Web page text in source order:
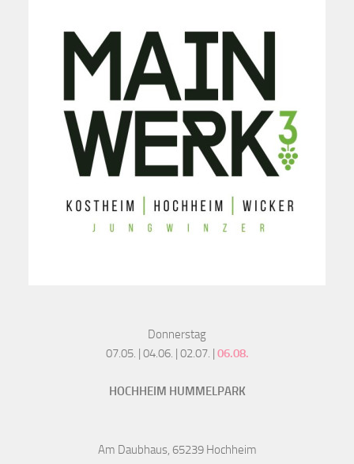
Donnerstag
07.05. | 04.06. | 02.07. | 06.08.
HOCHHEIM HUMMELPARK
Am Daubhaus, 65239 Hochheim